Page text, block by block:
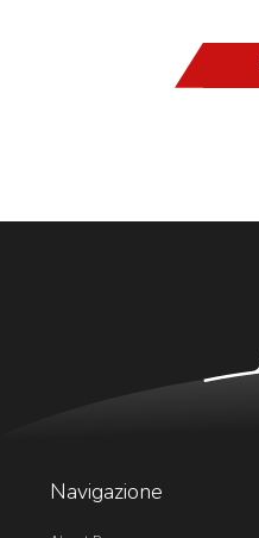
Navigazione